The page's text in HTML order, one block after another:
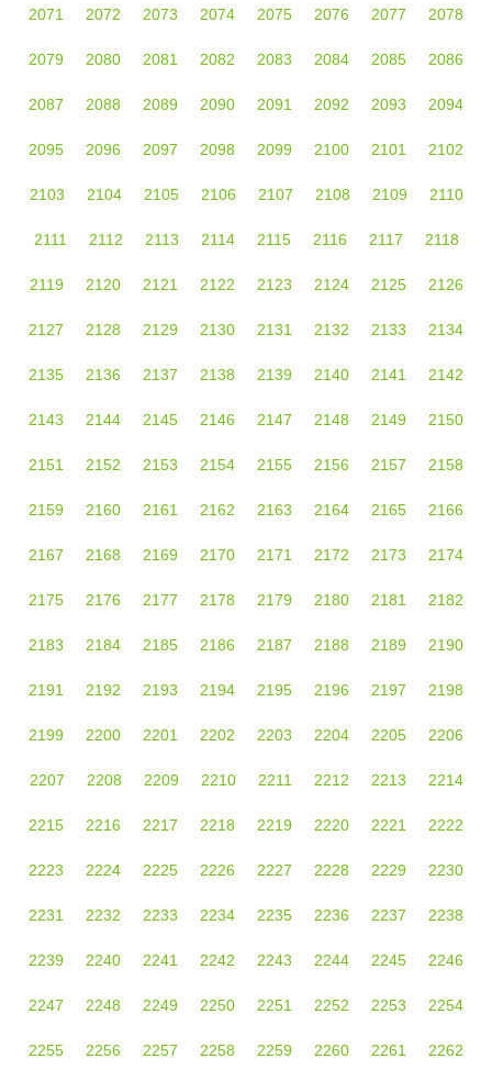
2071 2072 2073 2074 2075 2076 2077 2078
2079 2080 2081 2082 2083 2084 2085 2086
2087 2088 2089 2090 2091 2092 2093 2094
2095 2096 2097 2098 2099 2100 2101 2102
2103 2104 2105 2106 2107 2108 2109 2110
2111 2112 2113 2114 2115 2116 2117 2118
2119 2120 2121 2122 2123 2124 2125 2126
2127 2128 2129 2130 2131 2132 2133 2134
2135 2136 2137 2138 2139 2140 2141 2142
2143 2144 2145 2146 2147 2148 2149 2150
2151 2152 2153 2154 2155 2156 2157 2158
2159 2160 2161 2162 2163 2164 2165 2166
2167 2168 2169 2170 2171 2172 2173 2174
2175 2176 2177 2178 2179 2180 2181 2182
2183 2184 2185 2186 2187 2188 2189 2190
2191 2192 2193 2194 2195 2196 2197 2198
2199 2200 2201 2202 2203 2204 2205 2206
2207 2208 2209 2210 2211 2212 2213 2214
2215 2216 2217 2218 2219 2220 2221 2222
2223 2224 2225 2226 2227 2228 2229 2230
2231 2232 2233 2234 2235 2236 2237 2238
2239 2240 2241 2242 2243 2244 2245 2246
2247 2248 2249 2250 2251 2252 2253 2254
2255 2256 2257 2258 2259 2260 2261 2262